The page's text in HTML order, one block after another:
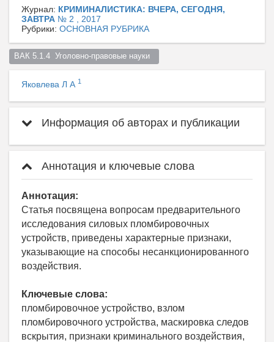
Журнал: КРИМИНАЛИСТИКА: ВЧЕРА, СЕГОДНЯ,
ЗАВТРА № 2 , 2017
Рубрики: ОСНОВНАЯ РУБРИКА
ВАК 5.1.4  Уголовно-правовые науки
Яковлева Л А 1
Информация об авторах и публикации
Аннотация и ключевые слова
Аннотация:
Статья посвящена вопросам предварительного
исследования силовых пломбировочных
устройств, приведены характерные признаки,
указывающие на способы несанкционированного
воздействия.
Ключевые слова:
пломбировочное устройство, взлом
пломбировочного устройства, маскировка следов
вскрытия, признаки криминального воздействия,